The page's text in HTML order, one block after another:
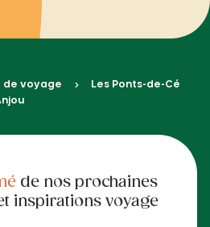
de voyage
Les Ponts-de-Cé
de nos prochaines
inspirations voyage